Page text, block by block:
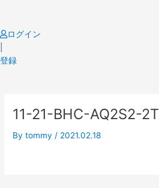
content
ログイン
登録
11-21-BHC-AQ2S2-2T
Bytommy / 2021.02.18
navigation